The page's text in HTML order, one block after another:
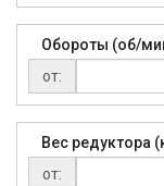
Обороты (об/
от:
Вес редуктора
от: